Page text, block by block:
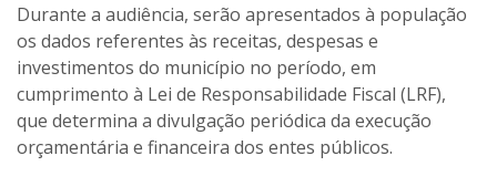
Durante a audiência, serão apresentados à população
os dados referentes às receitas, despesas e
investimentos do município no período, em
cumprimento à Lei de Responsabilidade Fiscal (LRF),
que determina a divulgação periódica da execução
orçamentária e financeira dos entes públicos.